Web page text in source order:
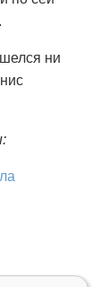
ни